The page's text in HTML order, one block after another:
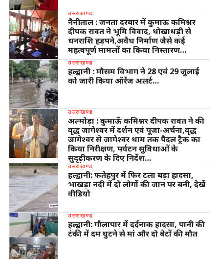
उत्तराखण्ड
नैनीताल : जनता दरबार में कुमाऊ कमिश्नर
दीपक रावत ने भूमि विवाद, धोखाधड़ी से
धनराशि हड़पने,अवैध निर्माण जैसे कई
महत्वपूर्ण मामलों का किया निस्तारण…
उत्तराखण्ड
हल्द्वानी : मौसम विभाग ने 28 एवं 29 जुलाई
को जारी किया ऑरेंज अलर्ट…
उत्तराखण्ड
अल्मोड़ा : कुमाऊँ कमिश्नर दीपक रावत ने की
वृद्ध जागेश्वर में दर्शन एवं पूजा-अर्चना,वृद्ध
जागेश्वर से जागेश्वर धाम तक पैदल ट्रैक का
किया निरीक्षण, पर्यटन सुविधाओं के
सुदृढ़ीकरण के दिए निर्देश…
उत्तराखण्ड
हल्द्वानी: फतेहपुर में फिर टला बड़ा हादसा,
भाखड़ा नदी में दो लोगों की जान पर बनी, देखें
वीडियो
उत्तराखण्ड
हल्द्वानी: गौलापार में दर्दनाक हादसा, पानी की
टंकी में दम घुटने से मां और दो बेटों की मौत